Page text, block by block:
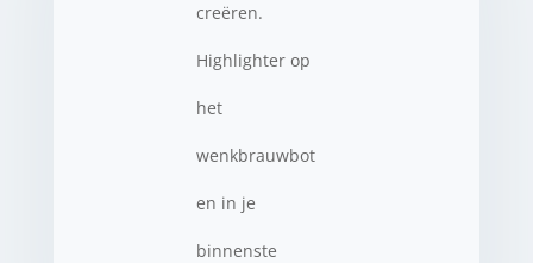
creëren.
Highlighter op
het
wenkbrauwbot
en in je
binnenste